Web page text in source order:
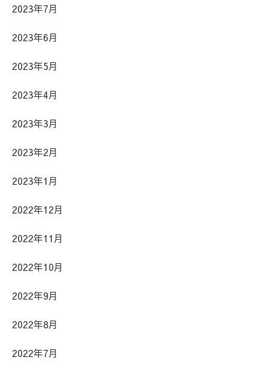
2023年7月
2023年6月
2023年5月
2023年4月
2023年3月
2023年2月
2023年1月
2022年12月
2022年11月
2022年10月
2022年9月
2022年8月
2022年7月